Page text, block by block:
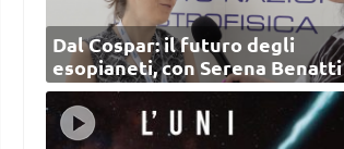
Dal Cospar: il futuro degli
esopianeti, con Serena Benatti